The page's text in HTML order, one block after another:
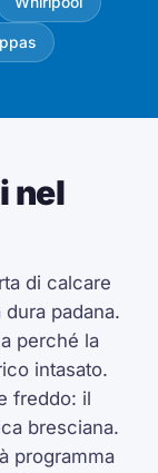
nel
di calcare
padana.
perché la
intasato.
freddo: il
bresciana.
programma